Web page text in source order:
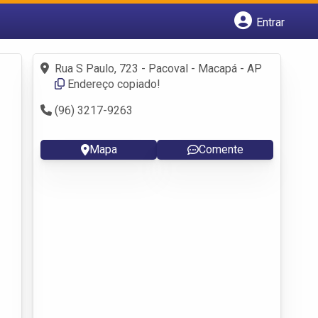
Entrar
Fazer login
Criar conta
Rua S Paulo, 723 - Pacoval - Macapá - AP
Endereço copiado!
(96) 3217-9263
Mapa Comente